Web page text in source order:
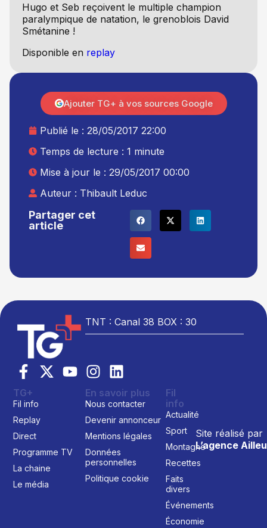
Hugo et Seb reçoivent le multiple champion
paralympique de natation, le grenoblois David
Smétanine !
Disponible en replay
Partager cet
article
Publié le : 28/05/2017 22:00
Temps de lecture : 1 minute
Mise à jour le : 29/05/2017 00:00
Auteur : Thibault Leduc
Ajouter TG+ à vos sources Google
TNT : Canal 38 BOX : 30
Site réalisé par
L’agence
TG+
Fil info
Replay
Direct
Programme TV
La chaine
Le média
En savoir plus
Nous contacter
Devenir annonceur
Mentions légales
Données
personnelles
Politique cookie
Fil
info
Actualité
Sport
Montagne
Recettes
Faits
divers
Événements
Économie